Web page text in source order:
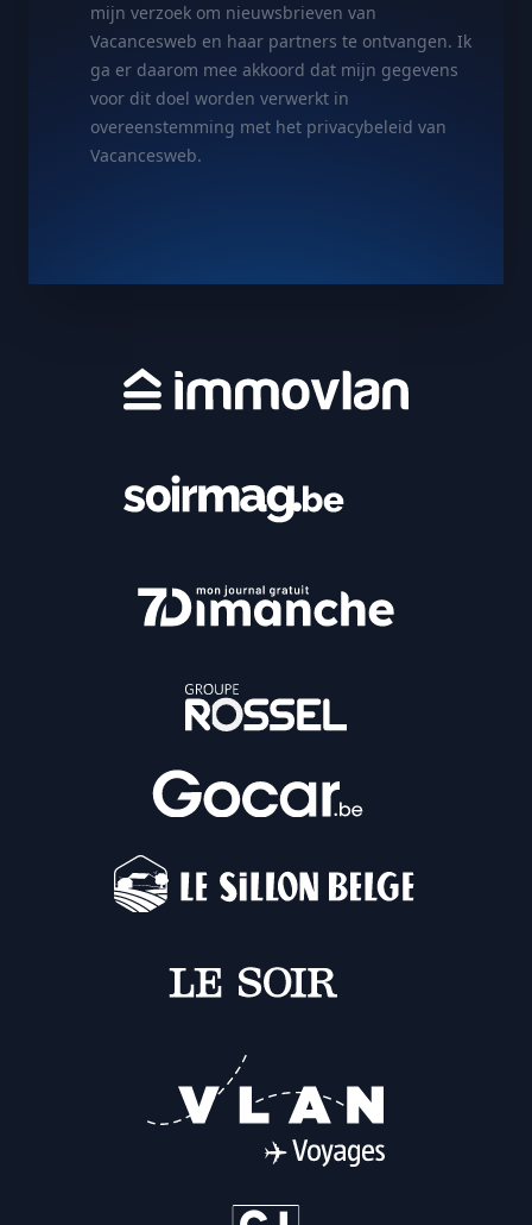
mijn verzoek om nieuwsbrieven van
Vacancesweb en haar partners te ontvangen. Ik
ga er daarom mee akkoord dat mijn gegevens
voor dit doel worden verwerkt in
overeenstemming met het privacybeleid van
Vacancesweb.